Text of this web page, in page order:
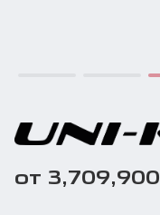
от 3,709,900